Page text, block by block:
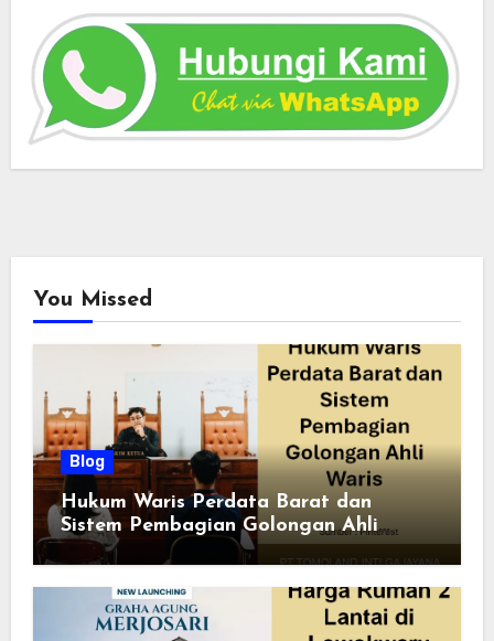
You Missed
Blog
Hukum Waris Perdata Barat dan
Sistem Pembagian Golongan Ahli
Waris